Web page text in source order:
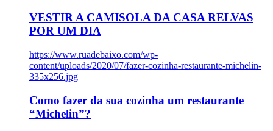
VESTIR A CAMISOLA DA CASA RELVAS
POR UM DIA
https://www.ruadebaixo.com/wp-
content/uploads/2020/07/fazer-cozinha-restaurante-michelin-
335x256.jpg
Como fazer da sua cozinha um restaurante
“Michelin”?